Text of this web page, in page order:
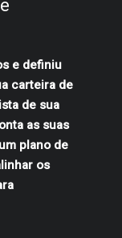
e definiu
carteira de
de sua
as suas
plano de
os